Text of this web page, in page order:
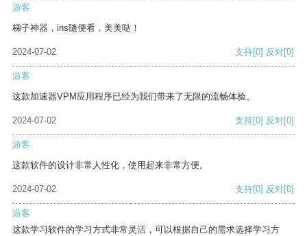
游客
梯子神器，ins随便看，美美哒！
2024-07-02 支持[0] 反对[0]
游客
这款加速器VPM应用程序已经为我们带来了无限的流畅体验。
2024-07-02 支持[0] 反对[0]
游客
这款软件的设计非常人性化，使用起来非常方便。
2024-07-02 支持[0] 反对[0]
游客
这款学习软件的学习方式非常灵活，可以根据自己的需求选择学习方